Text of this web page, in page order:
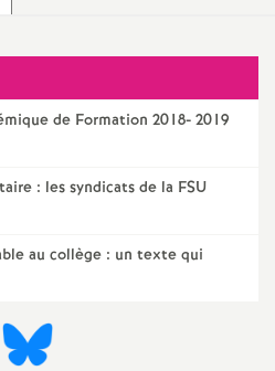
d
e
S
e
de Formation 2018- 2019
: les syndicats de la FSU
au collège : un texte qui